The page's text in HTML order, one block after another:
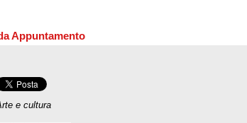
Appuntamento
e cultura